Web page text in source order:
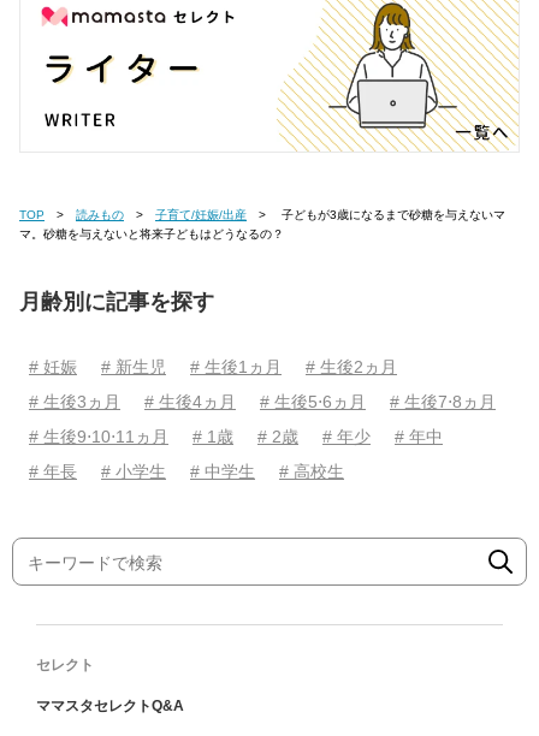
TOP 読みもの 子育て/妊娠/出産
マ。砂糖を与えないと将来子どもはどうなるの？
月齢別に記事を探す
# 妊娠 # 新生児 # 生後1ヵ月
# 生後2ヵ月
# 生後3ヵ月
# 生後4ヵ月 # 生後5⋅6ヵ月
# 生後7⋅8ヵ月
# 生後9⋅10⋅11ヵ月
# 1歳 # 2歳 # 年少
# 年中
# 年長
# 小学生 # 中学生 # 高校生
セレクト
ママスタセレクトQ&A